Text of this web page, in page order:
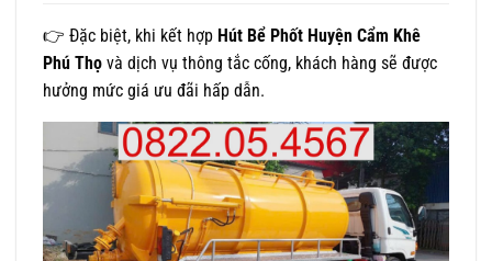
👉 Đặc biệt, khi kết hợp Hút Bể Phốt Huyện Cẩm Khê
Phú Thọ và dịch vụ thông tắc cống, khách hàng sẽ được
hưởng mức giá ưu đãi hấp dẫn.